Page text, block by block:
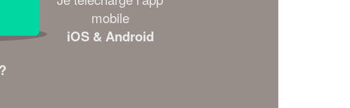
mobile
iOS & Android